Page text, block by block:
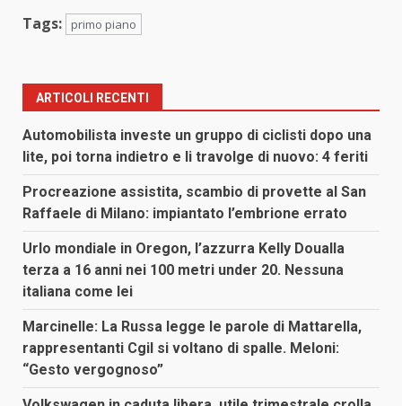
Tags: primo piano
ARTICOLI RECENTI
Automobilista investe un gruppo di ciclisti dopo una
lite, poi torna indietro e li travolge di nuovo: 4 feriti
Procreazione assistita, scambio di provette al San
Raffaele di Milano: impiantato l’embrione errato
Urlo mondiale in Oregon, l’azzurra Kelly Doualla
terza a 16 anni nei 100 metri under 20. Nessuna
italiana come lei
Marcinelle: La Russa legge le parole di Mattarella,
rappresentanti Cgil si voltano di spalle. Meloni:
“Gesto vergognoso”